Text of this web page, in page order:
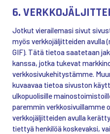
6.
Jotkut vierailemasi sivut
myös verkkojäljitteiden avulla
GIF). Tätä tietoa saatetaan
kanssa, jotka tukevat
verkkosivukehitystämme.
kuvaavaa tietoa sivuston
ulkopuolisille
paremmin verkkosivuillamme
verkkojäljitteiden avulla
tiettyä henkilöä koskevaksi,